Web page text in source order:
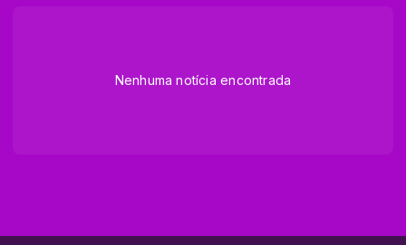
Nenhuma notícia encontrada